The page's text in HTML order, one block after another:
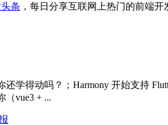
条 ，每日分享互联网上热门的前端
还学得动吗？；Harmony 开始支持
（vue3 + ...